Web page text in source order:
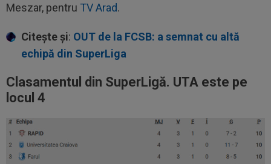
Meszar, pentru TV Arad.
Citește și: OUT de la FCSB: a semnat cu altă
echipă din SuperLiga
Clasamentul din SuperLigă. UTA este pe
locul 4